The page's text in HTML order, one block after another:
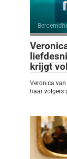
krijgt
Veronica
haar volgers